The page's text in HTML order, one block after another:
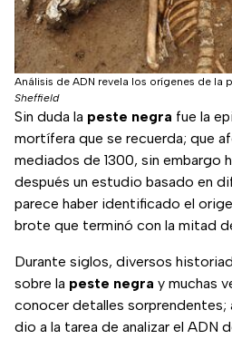
Análisis de ADN revela los orígenes de la
Sheffield
Sin duda la peste negra fue la
mortífera que se recuerda; que
mediados de 1300, sin embargo
después un estudio basado en
parece haber identificado el
brote que terminó con la mitad
Durante siglos, diversos
sobre la peste negra y muchas
conocer detalles sorprendentes;
dio a la tarea de analizar el ADN